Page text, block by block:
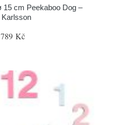
15 cm Peekaboo Dog –
Karlsson
789 Kč